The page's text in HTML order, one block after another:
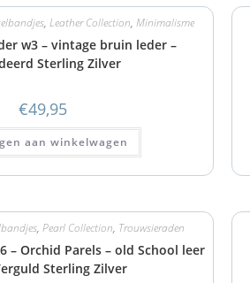
, Leather Collection, Minimalisme
w3 – vintage bruin leder –
Sterling Zilver
€49,95
aan winkelwagen
,Pearl Collection, Trouwsieraden
– Orchid Parels – old School leer
Sterling Zilver